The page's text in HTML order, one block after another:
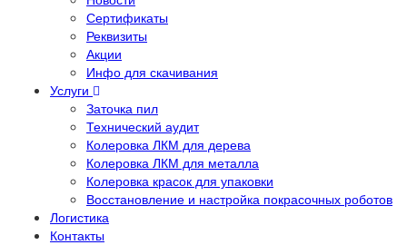
Сертификаты
Реквизиты
Акции
Инфо для скачивания
Услуги
Заточка пил
Технический аудит
Колеровка ЛКМ для дерева
Колеровка ЛКМ для металла
Колеровка красок для упаковки
Восстановление и настройка покрасочных роботов
Логистика
Контакты